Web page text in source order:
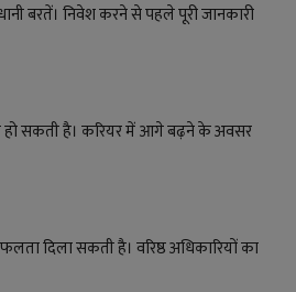
बरतें। निवेश करने से पहले पूरी जानकारी
हो सकती है। करियर में आगे बढ़ने के अवसर
दिला सकती है। वरिष्ठ अधिकारियों का